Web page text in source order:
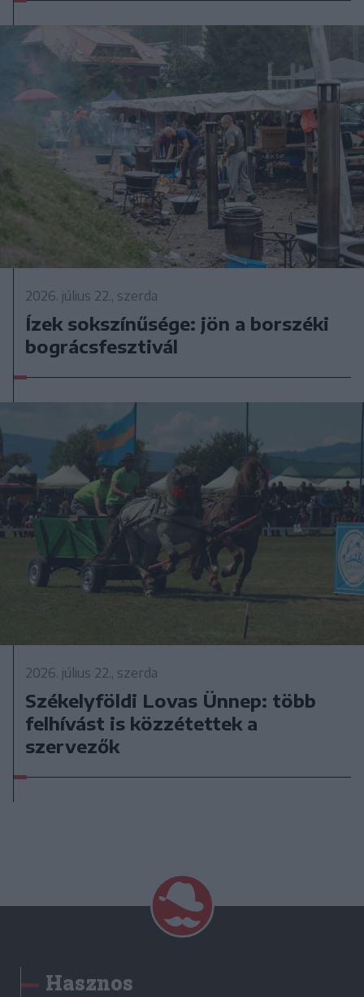
2026. július 22., szerda
Ízek sokszínűsége: jön a borszéki
bográcsfesztivál
2026. július 22., szerda
Székelyföldi Lovas Ünnep: több
felhívást is közzétettek a
szervezők
Hasznos